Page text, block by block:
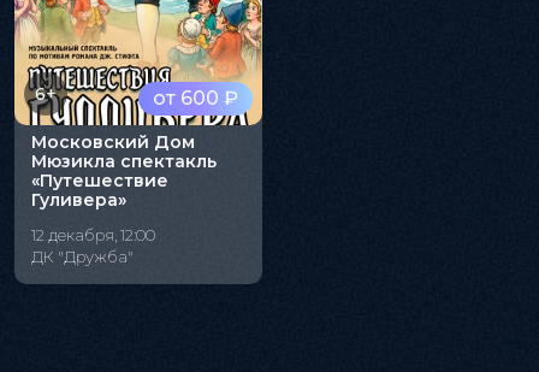
от 600 ₽
6+
Московский Дом
Мюзикла спектакль
«Путешествие
Гуливера»
12 декабря, 12:00
ДК "Дружба"